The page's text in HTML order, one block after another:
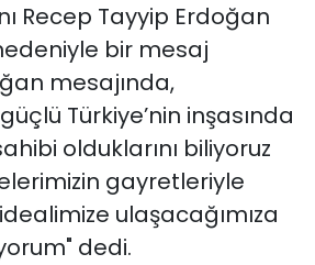
Recep Tayyip Erdoğan
bir mesaj
mesajında,
Türkiye’nin inşasında
olduklarını biliyoruz
gayretleriyle
idealimize ulaşacağımıza
dedi.